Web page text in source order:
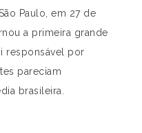
Paulo, em 27 de
a primeira grande
responsável por
pareciam
brasileira.